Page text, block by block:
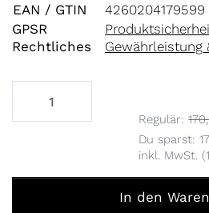
EAN / GTIN
4260204179599
GPSR
Rechtliches
Gewährleistung
Regulär:
Es handelt
Du sparst:
inkl. MwSt.
In den